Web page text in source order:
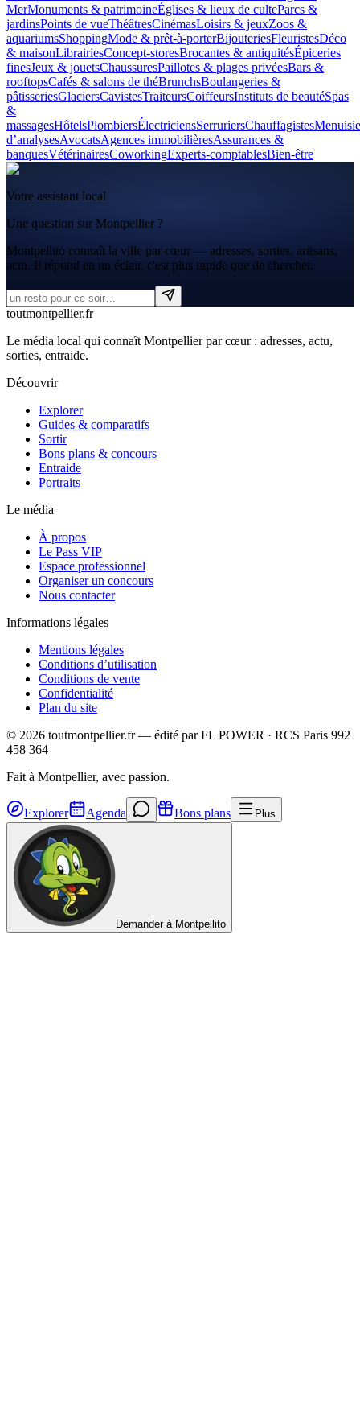
MerMonuments & patrimoineÉglises & lieux de culteParcs &
jardinsPoints de vueThéâtresCinémasLoisirs & jeuxZoos &
aquariumsShoppingMode & prêt-à-porterBijouteriesFleuristesDéco
& maisonLibrairiesConcept-storesBrocantes & antiquitésÉpiceries
finesJeux & jouetsChaussuresPaillotes & plages privéesBars &
rooftopsCafés & salons de théBrunchsBoulangeries &
pâtisseriesGlaciersCavistesTraiteursCoiffeursInstituts de beautéSpas
&
massagesHôtelsPlombiersÉlectriciensSerruriersChauffagistes
d’analysesAvocatsAgences immobilièresAssurances &
banquesVétérinairesCoworkingExperts-comptablesBien-être
Votre assistant local
Une question sur Montpellier ?
Montpellito connaît la ville par cœur — adresses, sorties, artisans,
actu. Il répond en un éclair, c'est plus rapide que de chercher.
toutmontpellier.fr
Le média local qui connaît Montpellier par cœur : adresses, actu,
sorties, entraide.
Découvrir
Explorer
Guides & comparatifs
Sortir
Bons plans & concours
Entraide
Portraits
Le média
À propos
Le Pass VIP
Espace professionnel
Organiser un concours
Nous contacter
Informations légales
Mentions légales
Conditions d’utilisation
Conditions de vente
Confidentialité
Plan du site
© 2026 toutmontpellier.fr — édité parFL POWER · RCS Paris 992
458 364
Fait à Montpellier, avec passion.
Explorer Agenda Bons plans Plus
Demander à Montpellito